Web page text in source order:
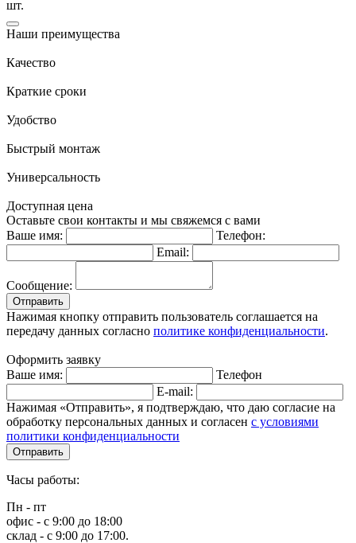
шт.
Наши преимущества
Качество
Краткие сроки
Удобство
Быстрый монтаж
Универсальность
Доступная цена
Оставьте свои контакты и мы свяжемся с вами
Ваше имя:
Телефон:
Email:
Сообщение:
Отправить
Нажимая кнопку отправить пользователь соглашается на
передачу данных согласно политике конфиденциальности.
Оформить заявку
Ваше имя:
Телефон
E-mail:
Нажимая «Отправить», я подтверждаю, что даю согласие на
обработку персональных данных и согласен с условиями
политики конфиденциальности
Отправить
Часы работы:
Пн - пт
офис - с 9:00 до 18:00
склад - с 9:00 до 17:00.